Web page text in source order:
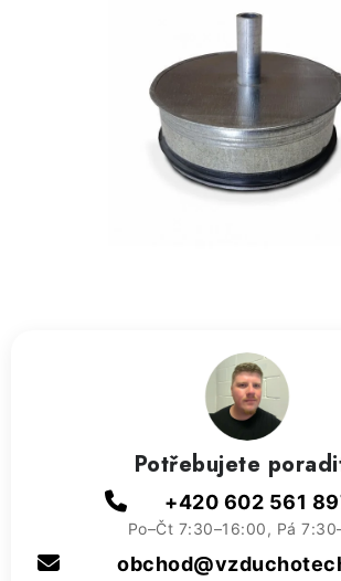
ZVLHČOVAČE VZDUCHU PRŮMYSLOVÉ
Kontakty
Potřebujete
+420 602 561
Po–Čt 7:30–16:00, Pá